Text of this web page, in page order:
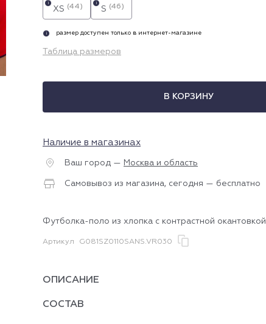
XS (44)
i
S (46)
i
i размер доступен только в интернет-магазине
Таблица размеров
В КОРЗИНУ
Наличие в магазинах
Ваш город — Москва и область
Самовывоз из магазина, сегодня — бесплатно
Футболка-поло из хлопка с контрастной окантовкой
Артикул G081SZ0110SANS.VR030
ОПИСАНИЕ
СОСТАВ